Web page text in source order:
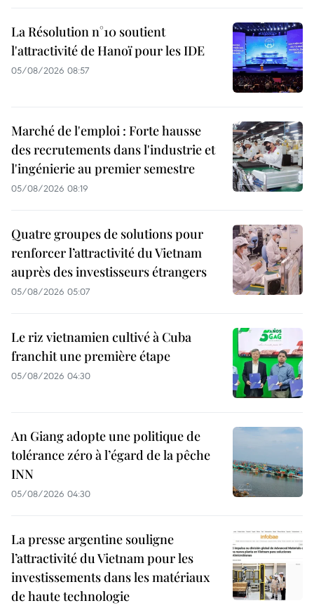
La Résolution n°10 soutient
l'attractivité de Hanoï pour les IDE
05/08/2026 08:57
Marché de l'emploi : Forte hausse
des recrutements dans l'industrie et
l'ingénierie au premier semestre
05/08/2026 08:19
Quatre groupes de solutions pour
renforcer l’attractivité du Vietnam
auprès des investisseurs étrangers
05/08/2026 05:07
Le riz vietnamien cultivé à Cuba
franchit une première étape
05/08/2026 04:30
An Giang adopte une politique de
tolérance zéro à l’égard de la pêche
INN
05/08/2026 04:30
La presse argentine souligne
l’attractivité du Vietnam pour les
investissements dans les matériaux
de haute technologie